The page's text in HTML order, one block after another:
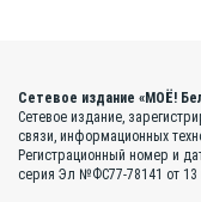
Сетевое издание «МОЁ!
Сетевое издание,
связи, информационных
Регистрационный номер и
серия Эл №ФС77-78141 от 13